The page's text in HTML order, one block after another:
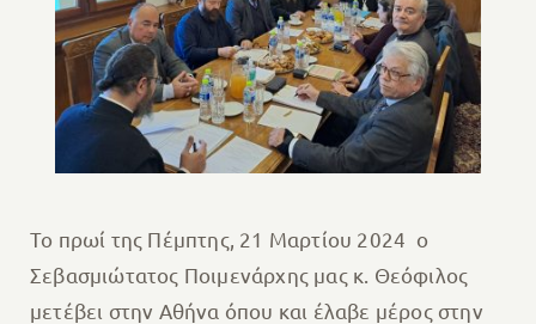
Το πρωί της Πέμπτης, 21 Μαρτίου 2024 ο
Σεβασμιώτατος Ποιμενάρχης μας κ. Θεόφιλος
μετέβει στην Αθήνα όπου και έλαβε μέρος στην